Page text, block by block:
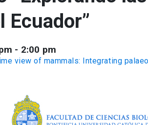
Ecuador”
- 2:00 pm
view of mammals: Integrating